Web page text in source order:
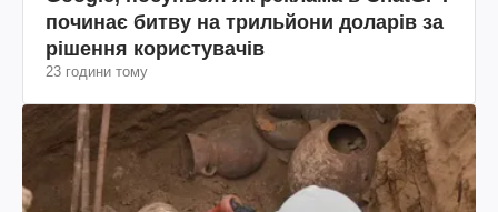
починає битву на трильйони доларів за
рішення користувачів
23 години тому